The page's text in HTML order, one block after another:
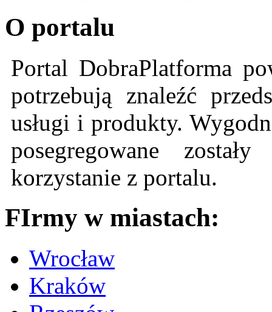
O portalu
Portal DobraPlatforma
potrzebują znaleźć
usługi i produkty.
posegregowane
korzystanie z portalu.
FIrmy w miastach:
Wrocław
Kraków